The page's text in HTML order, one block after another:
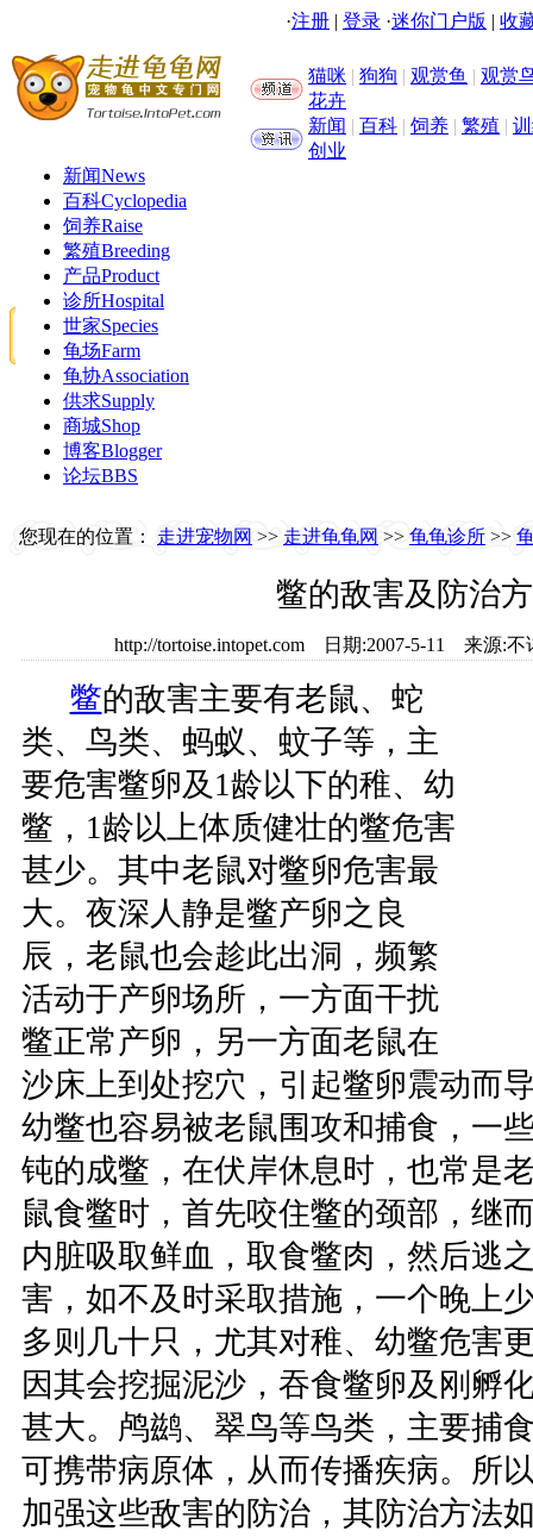
·注册 | 登录 ·迷你门户版 | 收
猫咪 | 狗狗 | 观赏鱼 | 观赏
花卉
新闻 | 百科 | 饲养 | 繁殖 |
创业
新闻News
百科Cyclopedia
饲养Raise
繁殖Breeding
产品Product
诊所Hospital
世家Species
龟场Farm
龟协Association
供求Supply
商城Shop
博客Blogger
论坛BBS
您现在的位置： 走进宠物网 >> 走进龟龟网 >> 龟龟诊所 >>
鳖的敌害及防治
http://tortoise.intopet.com 日期:2007-5-11 来源
鳖的敌害主要有老鼠、蛇
类、鸟类、蚂蚁、蚊子等，主
要危害鳖卵及1龄以下的稚、幼
鳖，1龄以上体质健壮的鳖危害
甚少。其中老鼠对鳖卵危害最
大。夜深人静是鳖产卵之良
辰，老鼠也会趁此出洞，频繁
活动于产卵场所，一方面干扰
鳖正常产卵，另一方面老鼠在
沙床上到处挖穴，引起鳖卵震动而
幼鳖也容易被老鼠围攻和捕食，一
钝的成鳖，在伏岸休息时，也常是
鼠食鳖时，首先咬住鳖的颈部，继
内脏吸取鲜血，取食鳖肉，然后逃
害，如不及时采取措施，一个晚上
多则几十只，尤其对稚、幼鳖危害
因其会挖掘泥沙，吞食鳖卵及刚孵
甚大。鸬鹚、翠鸟等鸟类，主要捕
可携带病原体，从而传播疾病。所
加强这些敌害的防治，其防治方法